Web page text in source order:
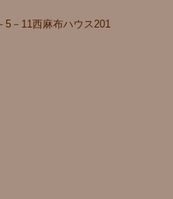
5－11西麻布ハウス201